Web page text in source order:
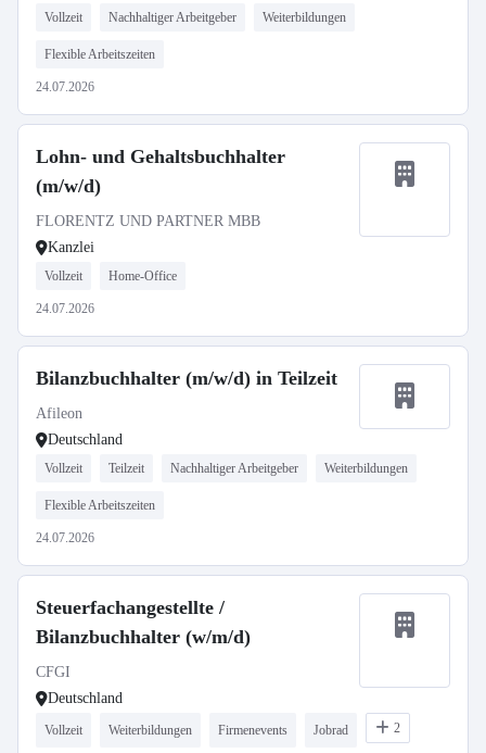
Vollzeit Nachhaltiger Arbeitgeber Weiterbildungen
Flexible Arbeitszeiten
24.07.2026
Lohn- und Gehaltsbuchhalter
(m/w/d)
FLORENTZ UND PARTNER MBB
Kanzlei
Vollzeit Home-Office
24.07.2026
Bilanzbuchhalter (m/w/d) in Teilzeit
Afileon
Deutschland
Vollzeit Teilzeit Nachhaltiger Arbeitgeber Weiterbildungen
Flexible Arbeitszeiten
24.07.2026
Steuerfachangestellte /
Bilanzbuchhalter (w/m/d)
CFGI
Deutschland
Vollzeit Weiterbildungen Firmenevents Jobrad 2